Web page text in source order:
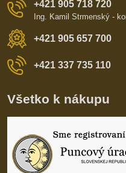
+421 905 718 720
Ing. Kamil Strmenský -
+421 905 657 700
+421 337 735 110
Všetko k nákupu